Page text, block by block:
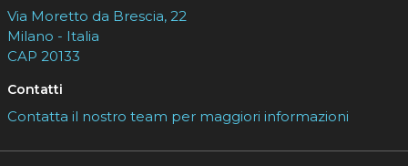
Via Moretto da Brescia, 22
Milano - Italia
CAP 20133
Contatti
Contatta il nostro team per maggiori informazioni